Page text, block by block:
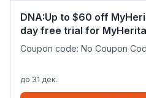
DNA:Up to $60 off
day free trial for
Coupon code: No Coupon
до 31 дек.